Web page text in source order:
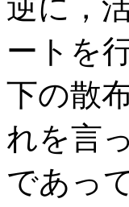
逆に，
ートを
下の散
れを言
であっ